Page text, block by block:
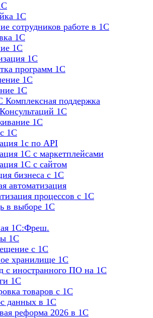
1C
сотрудников работе в 1С
1C
1С
1С
программ 1С
1С
1С
Комплексная поддержка
1С
1С
1С
1с по API
1С с маркетплейсами
1С с сайтом
бизнеса с 1С
автоматизация
процессов с 1С
в выборе 1С
1С:Фреш.
1С
с 1С
хранилище 1С
с иностранного ПО на 1С
1С
товаров с 1С
данных в 1С
реформа 2026 в 1С